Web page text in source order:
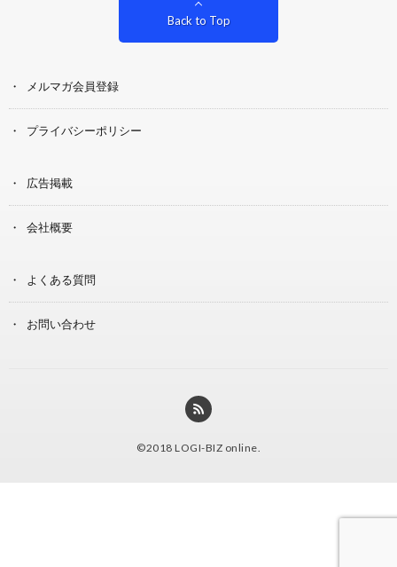
Back to Top
メルマガ会員登録
プライバシーポリシー
広告掲載
会社概要
よくある質問
お問い合わせ
©2018 LOGI-BIZ online.